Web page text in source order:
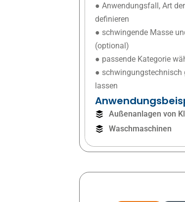
● Anwendungsfall, Art
definieren
● schwingende Masse
(optional)
● passende Kategorie
● schwingungstechnisch
lassen
Außenanlagen von
Waschmaschinen